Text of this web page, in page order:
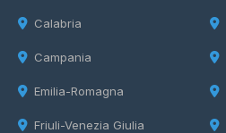
Calabria
Campania
Emilia-Romagna
Friuli-Venezia Giulia